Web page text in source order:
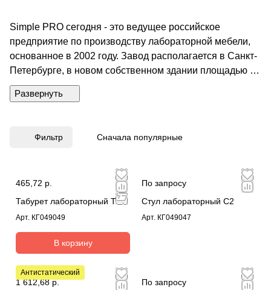
Simple PRO сегодня - это ведущее российское
предприятие по производству лабораторной мебели,
основанное в 2002 году. Завод располагается в Санкт-
Петербурге, в новом собственном здании площадью 6
тысяч квадратных метров.
Фильтр Сначала популярные
465,72 р.
Табурет лабораторный Т2
Арт. КГ049049
В корзину
По запросу
Стул лабораторный C2
Арт. КГ049047
Антистатический
1 612,68 р.
По запросу